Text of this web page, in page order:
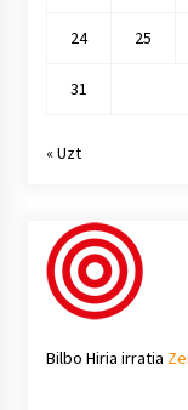
24 25
31
« Uzt
Bilbo Hiria irratia